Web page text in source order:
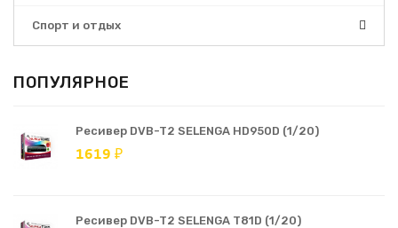
Спорт и отдых
ПОПУЛЯРНОЕ
Ресивер DVB-T2 SELENGA HD950D (1/20)
1619 ₽
Ресивер DVB-T2 SELENGA T81D (1/20)